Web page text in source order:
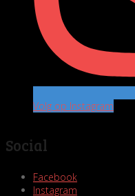
Volg op Instagram
Social
Facebook
Instagram